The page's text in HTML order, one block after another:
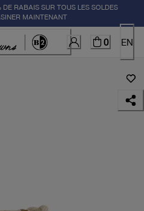
RABAIS SUR TOUS LES SOLDES
MAINTENANT
0 EN